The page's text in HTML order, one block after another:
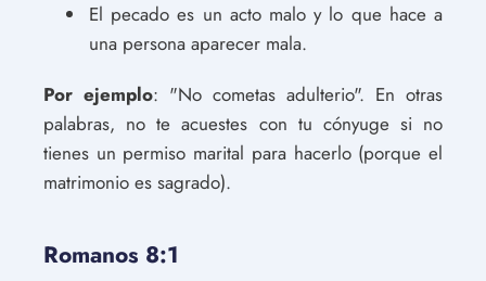
El pecado es un acto malo y lo que hace a
una persona aparecer mala.
Por ejemplo: "No cometas adulterio". En otras
palabras, no te acuestes con tu cónyuge si no
tienes un permiso marital para hacerlo (porque el
matrimonio es sagrado).
Romanos 8:1